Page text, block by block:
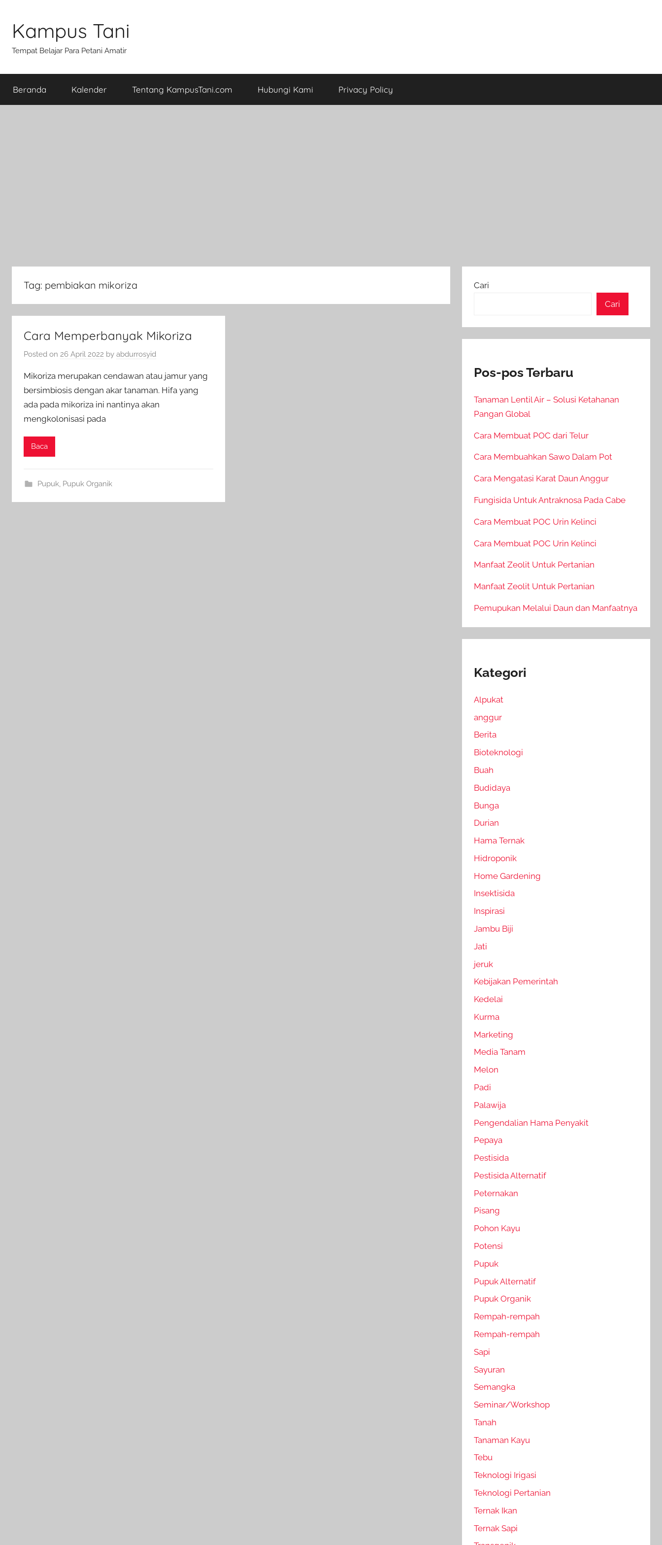
content
Kampus Tani
Tempat Belajar Para Petani Amatir
Beranda Kalender Tentang KampusTani.com Hubungi Kami Privacy Policy
Tag: pembiakan mikoriza
Cara Memperbanyak Mikoriza
Posted on 26 April 2022 by abdurrosyid
Mikoriza merupakan cendawan atau jamur yang
bersimbiosis dengan akar tanaman. Hifa yang
ada pada mikoriza ini nantinya akan
mengkolonisasi pada
Baca
Pupuk, Pupuk Organik
Cari
Cari
Pos-pos Terbaru
Tanaman Lentil Air – Solusi Ketahanan
Pangan Global
Cara Membuat POC dari Telur
Cara Membuahkan Sawo Dalam Pot
Cara Mengatasi Karat Daun Anggur
Fungisida Untuk Antraknosa Pada Cabe
Cara Membuat POC Urin Kelinci
Cara Membuat POC Urin Kelinci
Manfaat Zeolit Untuk Pertanian
Manfaat Zeolit Untuk Pertanian
Pemupukan Melalui Daun dan Manfaatnya
Kategori
Alpukat
anggur
Berita
Bioteknologi
Buah
Budidaya
Bunga
Durian
Hama Ternak
Hidroponik
Home Gardening
Insektisida
Inspirasi
Jambu Biji
Jati
jeruk
Kebijakan Pemerintah
Kedelai
Kurma
Marketing
Media Tanam
Melon
Padi
Palawija
Pengendalian Hama Penyakit
Pepaya
Pestisida
Pestisida Alternatif
Peternakan
Pisang
Pohon Kayu
Potensi
Pupuk
Pupuk Alternatif
Pupuk Organik
Rempah-rempah
Rempah-rempah
Sapi
Sayuran
Semangka
Seminar/Workshop
Tanah
Tanaman Kayu
Tebu
Teknologi Irigasi
Teknologi Pertanian
Ternak Ikan
Ternak Sapi